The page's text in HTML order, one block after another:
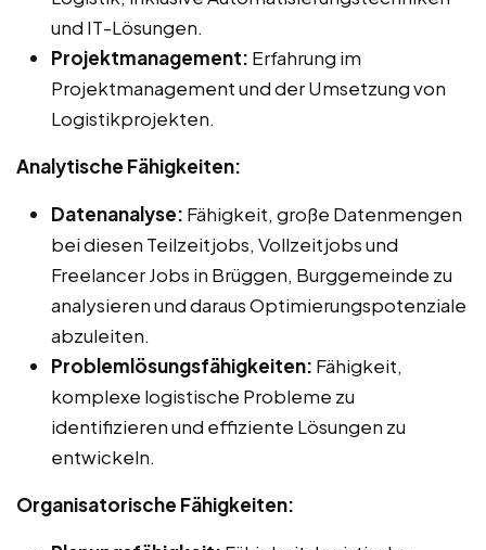
und IT-Lösungen.
Projektmanagement: Erfahrung im
Projektmanagement und der Umsetzung von
Logistikprojekten.
Analytische Fähigkeiten:
Datenanalyse: Fähigkeit, große Datenmengen
bei diesen Teilzeitjobs, Vollzeitjobs und
Freelancer Jobs in Brüggen, Burggemeinde zu
analysieren und daraus Optimierungspotenziale
abzuleiten.
Problemlösungsfähigkeiten: Fähigkeit,
komplexe logistische Probleme zu
identifizieren und effiziente Lösungen zu
entwickeln.
Organisatorische Fähigkeiten: